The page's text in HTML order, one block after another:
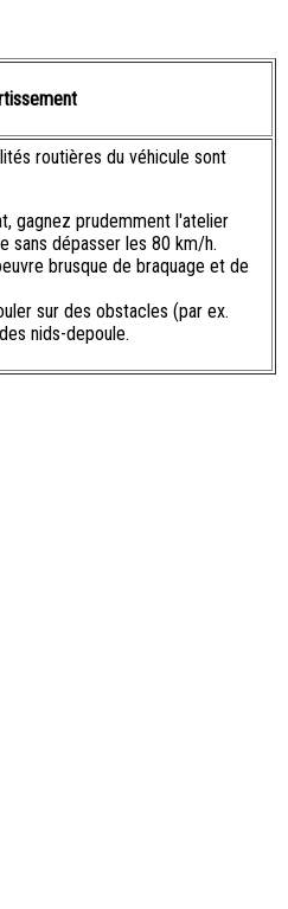
routières du véhicule sont
gagnez prudemment l'atelier
sans dépasser les 80 km/h.
brusque de braquage et de
sur des obstacles (par ex.
nids-depoule.